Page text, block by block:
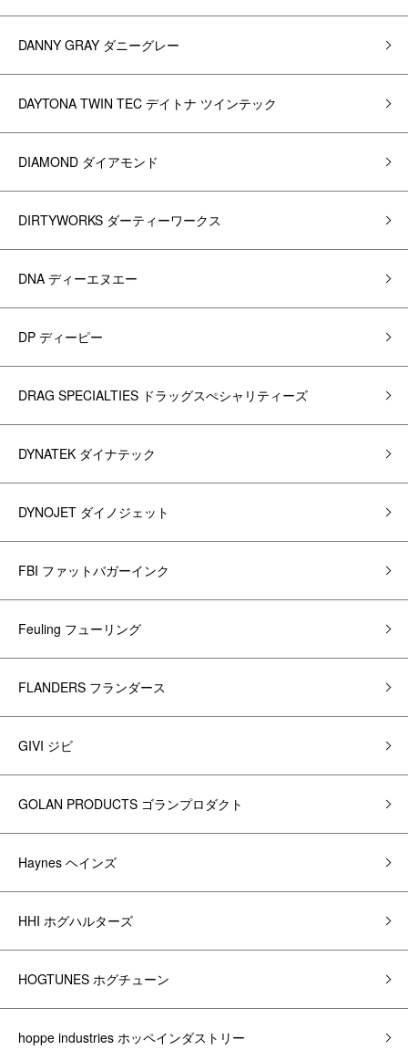
DANNY GRAY ダニーグレー
DAYTONA TWIN TEC デイトナ ツインテック
DIAMOND ダイアモンド
DIRTYWORKS ダーティーワークス
DNA ディーエヌエー
DP ディーピー
DRAG SPECIALTIES ドラッグスぺシャリティーズ
DYNATEK ダイナテック
DYNOJET ダイノジェット
FBI ファットバガーインク
Feuling フューリング
FLANDERS フランダース
GIVI ジビ
GOLAN PRODUCTS ゴランプロダクト
Haynes ヘインズ
HHI ホグハルターズ
HOGTUNES ホグチューン
hoppe industries ホッペインダストリー